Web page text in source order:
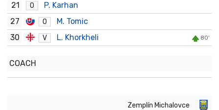
21 O
P. Karhan
27
O
M. Tomic
30
V L. Khorkheli 80'
COACH
Zemplín Michalovce